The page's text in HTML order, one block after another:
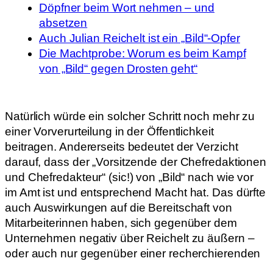
Döpfner beim Wort nehmen – und
absetzen
Auch Julian Reichelt ist ein „Bild“-Opfer
Die Machtprobe: Worum es beim Kampf
von „Bild“ gegen Drosten geht“
Natürlich würde ein solcher Schritt noch mehr zu
einer Vorverurteilung in der Öffentlichkeit
beitragen. Andererseits bedeutet der Verzicht
darauf, dass der „Vorsitzende der Chefredaktionen
und Chefredakteur“ (sic!) von „Bild“ nach wie vor
im Amt ist und entsprechend Macht hat. Das dürfte
auch Auswirkungen auf die Bereitschaft von
Mitarbeiterinnen haben, sich gegenüber dem
Unternehmen negativ über Reichelt zu äußern –
oder auch nur gegenüber einer recherchierenden